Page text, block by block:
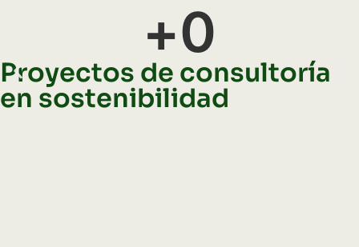
+0
Proyectos de consultoría
en sostenibilidad